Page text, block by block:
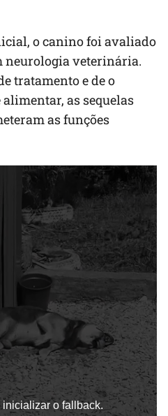
o canino foi avaliado
neurologia veterinária.
tratamento e de o
as sequelas
as funções